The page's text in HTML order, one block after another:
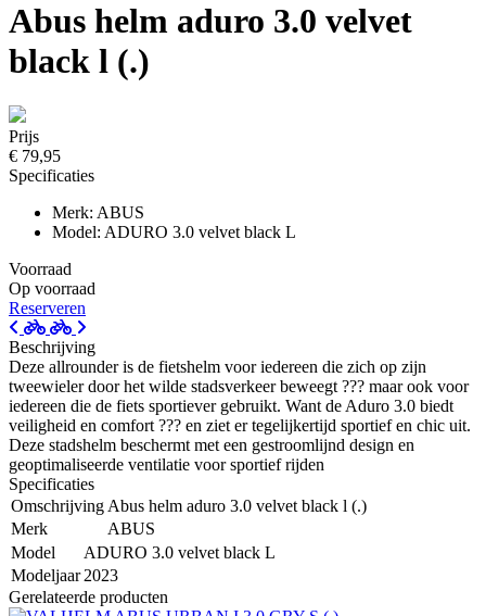
Abus helm aduro 3.0 velvet
black l (.)
Prijs
€ 79,95
Specificaties
Merk: ABUS
Model: ADURO 3.0 velvet black L
Voorraad
Op voorraad
Reserveren
Beschrijving
Deze allrounder is de fietshelm voor iedereen die zich op zijn
tweewieler door het wilde stadsverkeer beweegt ??? maar ook voor
iedereen die de fiets sportiever gebruikt. Want de Aduro 3.0 biedt
veiligheid en comfort ??? en ziet er tegelijkertijd sportief en chic uit.
Deze stadshelm beschermt met een gestroomlijnd design en
geoptimaliseerde ventilatie voor sportief rijden
Specificaties
Omschrijving Abus helm aduro 3.0 velvet black l (.)
Merk
ABUS
Model
ADURO 3.0 velvet black L
Modeljaar 2023
Gerelateerde producten